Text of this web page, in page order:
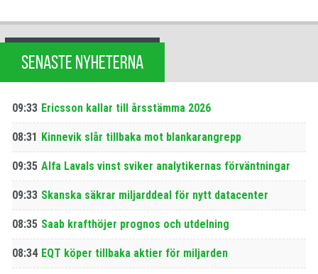
SENASTE NYHETERNA
09:33 Ericsson kallar till årsstämma 2026
08:31 Kinnevik slår tillbaka mot blankarangrepp
09:35 Alfa Lavals vinst sviker analytikernas förväntningar
09:33 Skanska säkrar miljarddeal för nytt datacenter
08:35 Saab krafthöjer prognos och utdelning
08:34 EQT köper tillbaka aktier för miljarden